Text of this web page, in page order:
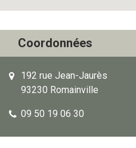
Coordonnées
192 rue Jean-Jaurès
93230 Romainville
09 50 19 06 30